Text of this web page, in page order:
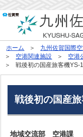
ホーム 九州佐賀国際
空港関連施設
空港
戦後初の国産旅客機YS-
戦後初の国産
地域交流部 空港課